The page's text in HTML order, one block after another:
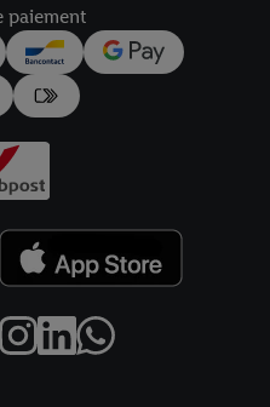
paiement